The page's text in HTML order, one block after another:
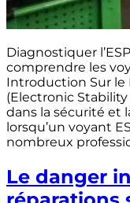
Diagnostiquer
comprendre les
Introduction Sur le
(Electronic
dans la sécurité et
lorsqu’un voyant
nombreux
Le danger